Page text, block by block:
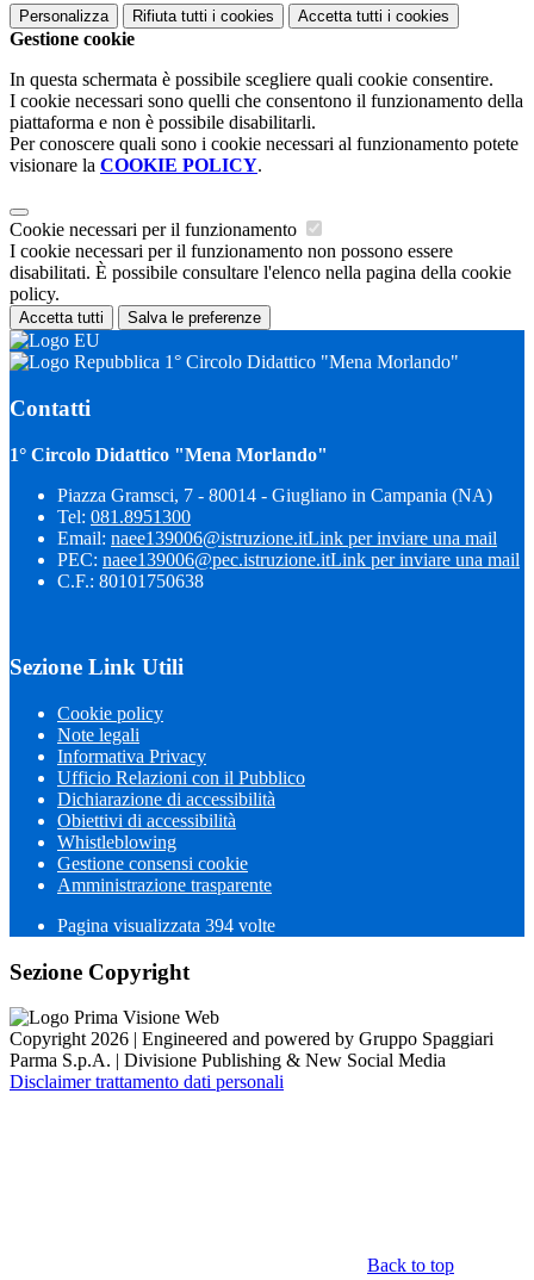
Personalizza Rifiuta tutti i cookies Accetta tutti i cookies
Gestione cookie
In questa schermata è possibile scegliere quali cookie consentire.
I cookie necessari sono quelli che consentono il funzionamento della
piattaforma e non è possibile disabilitarli.
Per conoscere quali sono i cookie necessari al funzionamento potete
visionare la COOKIE POLICY.
Cookie necessari per il funzionamento
I cookie necessari per il funzionamento non possono essere
disabilitati. È possibile consultare l'elenco nella pagina della cookie
policy.
Accetta tutti Salva le preferenze
1° Circolo Didattico "Mena Morlando"
Contatti
1° Circolo Didattico "Mena Morlando"
Piazza Gramsci, 7 - 80014 - Giugliano in Campania (NA)
Tel: 081.8951300
Email: naee139006@istruzione.itLink per inviare una mail
PEC: naee139006@pec.istruzione.itLink per inviare una mail
C.F.: 80101750638
Sezione Link Utili
Cookie policy
Note legali
Informativa Privacy
Ufficio Relazioni con il Pubblico
Dichiarazione di accessibilità
Obiettivi di accessibilità
Whistleblowing
Gestione consensi cookie
Amministrazione trasparente
Pagina visualizzata 394 volte
Sezione Copyright
Copyright 2026 | Engineered and powered by Gruppo Spaggiari
Parma S.p.A. | Divisione Publishing & New Social Media
Disclaimer trattamento dati personali
Back to top